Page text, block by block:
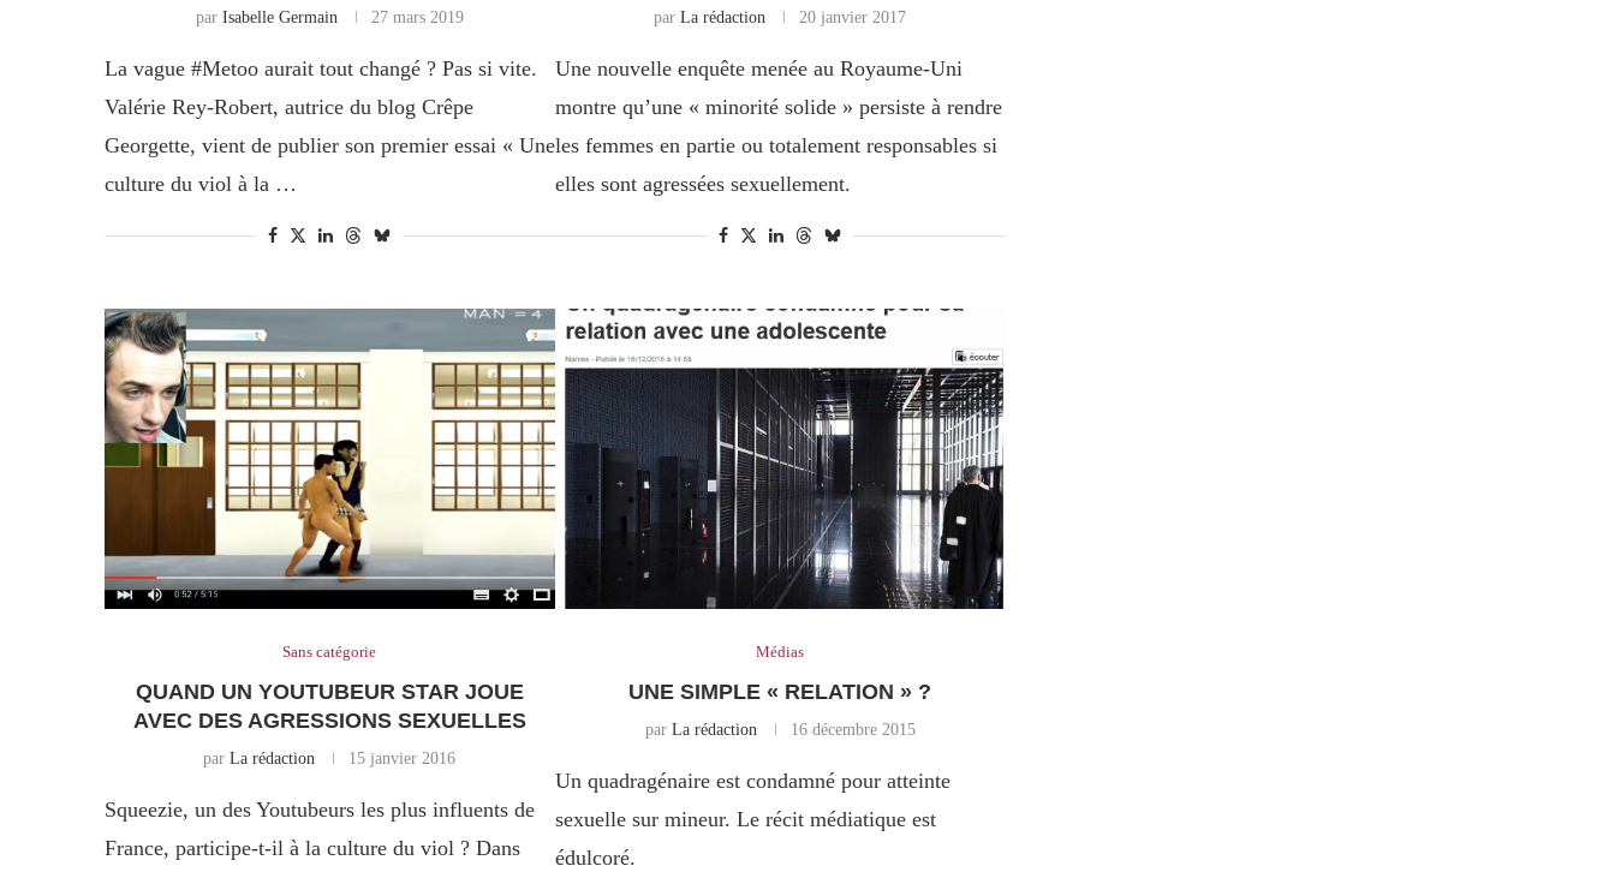
par Isabelle Germain 27 mars 2019
La vague #Metoo aurait tout changé ? Pas si vite.
Valérie Rey-Robert, autrice du blog Crêpe
Georgette, vient de publier son premier essai « Une
culture du viol à la …
parLa rédaction 20 janvier 2017
Une nouvelle enquête menée au Royaume-Uni
montre qu’une « minorité solide » persiste à rendre
les femmes en partie ou totalement responsables si
elles sont agressées sexuellement.
Sans catégorie
QUAND UN YOUTUBEUR STAR JOUE
AVEC DES AGRESSIONS SEXUELLES
parLa rédaction 15 janvier 2016
Squeezie, un des Youtubeurs les plus influents de
France, participe-t-il à la culture du viol ? Dans
Médias
UNE SIMPLE « RELATION » ?
par La rédaction 16 décembre 2015
Un quadragénaire est condamné pour atteinte
sexuelle sur mineur. Le récit médiatique est
édulcoré.